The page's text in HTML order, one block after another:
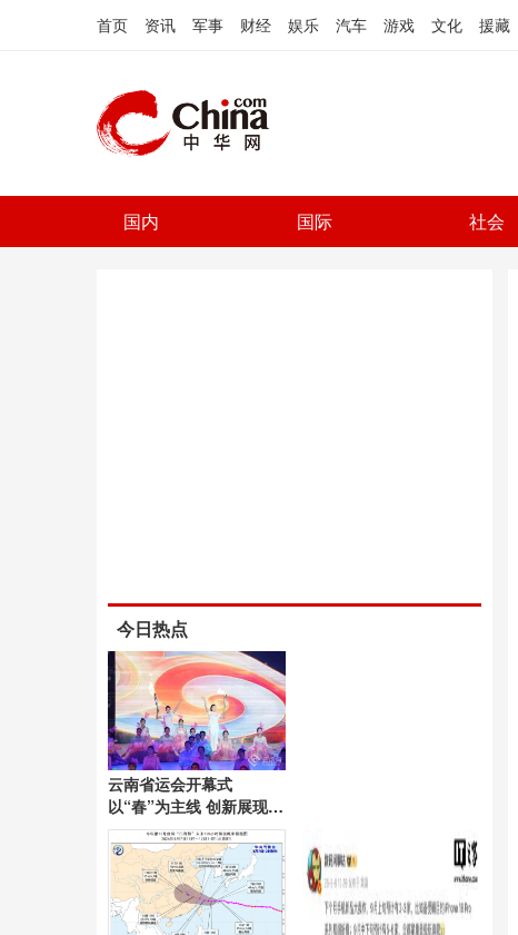
首页 资讯 军事 财经 娱乐 汽车 游戏 文化 援藏
国内 国际 社会
今日热点
云南省运会开幕式
以“春”为主线 创新展现昆
明风采